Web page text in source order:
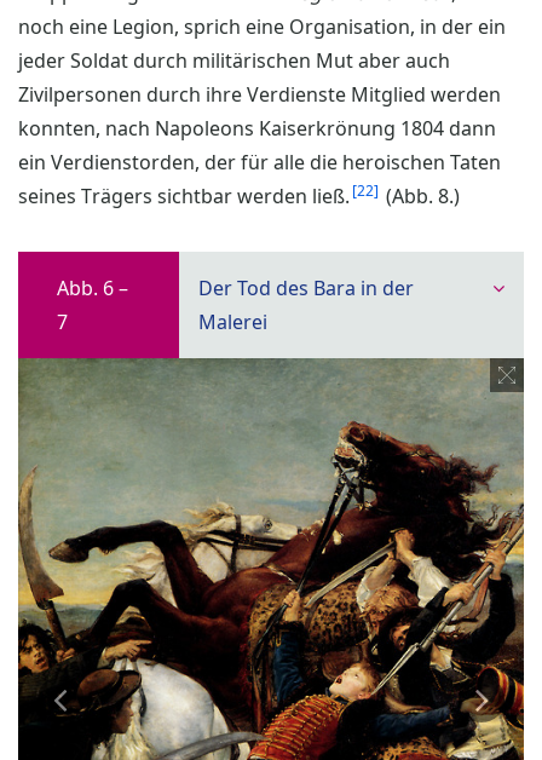
noch eine Legion, sprich eine Organisation, in der ein
jeder Soldat durch militärischen Mut aber auch
Zivilpersonen durch ihre Verdienste Mitglied werden
konnten, nach Napoleons Kaiserkrönung 1804 dann
ein Verdienstorden, der für alle die heroischen Taten
seines Trägers sichtbar werden ließ. 22 (Abb. 8.)
Abb. 6 –
7
Der Tod des Bara in der
Malerei